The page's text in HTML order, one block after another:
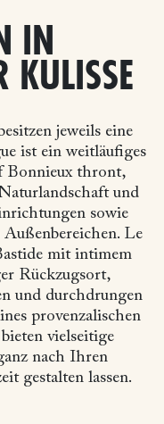
IN
KULISSE
jeweils eine
ist ein weitläufiges
Bonnieux thront,
und
sowie
Le
mit intimem
Rückzugsort,
und durchdrungen
provenzalischen
vielseitige
nach Ihren
gestalten lassen.